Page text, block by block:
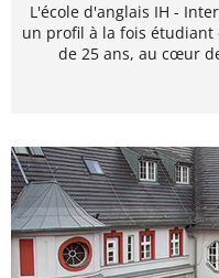
L'école d'anglais IH -
un profil à la fois étudiant
de 25 ans, au cœur